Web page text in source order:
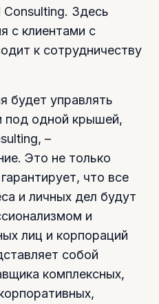
Consulting. Здесь
с клиентами с
к сотрудничеству
будет управлять
под одной крышей,
–
Это не только
что все
и личных дел будут
и
лиц и корпораций
собой
комплексных,